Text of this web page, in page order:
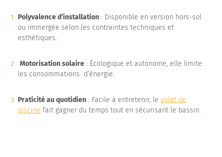
Polyvalence d’installation : Disponible en version hors-sol
ou immergée selon les contraintes techniques et
esthétiques.
Motorisation solaire : Écologique et autonome, elle limite
les consommations d’énergie.
Praticité au quotidien : Facile à entretenir, levolet de
piscine fait gagner du temps tout en sécurisant le bassin.